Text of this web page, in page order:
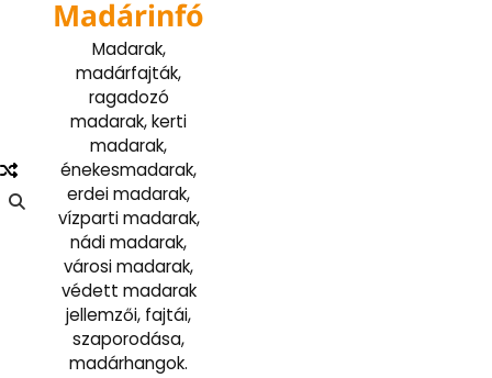
Madárinfó
Madarak,
madárfajták,
ragadozó
madarak, kerti
madarak,
énekesmadarak,
erdei madarak,
vízparti madarak,
nádi madarak,
városi madarak,
védett madarak
jellemzői, fajtái,
szaporodása,
madárhangok.